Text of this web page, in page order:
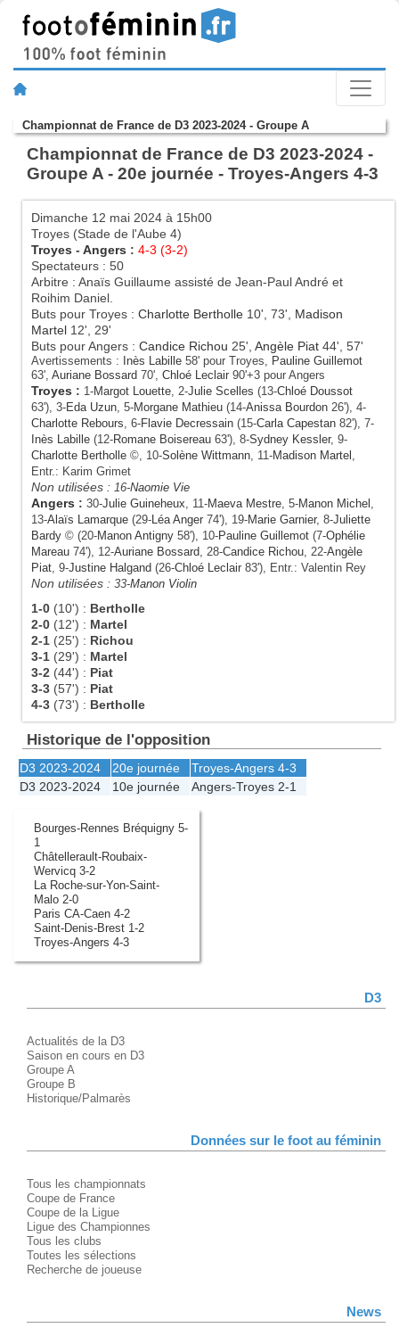
Championnat de France de D3 2023-2024 - Groupe A
Championnat de France de D3 2023-2024 -
Groupe A - 20e journée - Troyes-Angers 4-3
Dimanche 12 mai 2024 à 15h00
Troyes (Stade de l'Aube 4)
Troyes - Angers : 4-3 (3-2)
Spectateurs : 50
Arbitre : Anaïs Guillaume assisté de Jean-Paul André et
Roihim Daniel.
Buts pour Troyes : Charlotte Bertholle 10', 73', Madison
Martel 12', 29'
Buts pour Angers : Candice Richou 25', Angèle Piat 44', 57'
Avertissements : Inès Labille 58' pour Troyes, Pauline Guillemot
63', Auriane Bossard 70', Chloé Leclair 90'+3 pour Angers
Troyes : 1-Margot Louette, 2-Julie Scelles (13-Chloé Doussot
63'), 3-Eda Uzun, 5-Morgane Mathieu (14-Anissa Bourdon 26'), 4-
Charlotte Rebours, 6-Flavie Decressain (15-Carla Capestan 82'), 7-
Inès Labille (12-Romane Boisereau 63'), 8-Sydney Kessler, 9-
Charlotte Bertholle ©, 10-Solène Wittmann, 11-Madison Martel ,
Entr.: Karim Grimet
Non utilisées : 16-Naomie Vie
Angers : 30-Julie Guineheux, 11-Maeva Mestre, 5-Manon Michel ,
13-Alaïs Lamarque (29-Léa Anger 74'), 19-Marie Garnier, 8-Juliette
Bardy © (20-Manon Antigny 58'), 10-Pauline Guillemot (7-Ophélie
Mareau 74'), 12-Auriane Bossard, 28-Candice Richou, 22-Angèle
Piat, 9-Justine Halgand (26-Chloé Leclair 83'), Entr.: Valentin Rey
Non utilisées : 33-Manon Violin
1-0 (10') : Bertholle
2-0 (12') : Martel
2-1 (25') : Richou
3-1 (29') : Martel
3-2 (44') : Piat
3-3 (57') : Piat
4-3 (73') : Bertholle
Historique de l'opposition
D3 2023-2024 20e journée Troyes-Angers 4-3
D3 2023-2024
10e journée Angers-Troyes 2-1
Bourges-Rennes Bréquigny 5-
1
Châtellerault-Roubaix-
Wervicq 3-2
La Roche-sur-Yon-Saint-
Malo 2-0
Paris CA-Caen 4-2
Saint-Denis-Brest 1-2
Troyes-Angers 4-3
D3
Actualités de la D3
Saison en cours en D3
Groupe A
Groupe B
Historique/Palmarès
Données sur le foot au féminin
Tous les championnats
Coupe de France
Coupe de la Ligue
Ligue des Championnes
Tous les clubs
Toutes les sélections
Recherche de joueuse
News